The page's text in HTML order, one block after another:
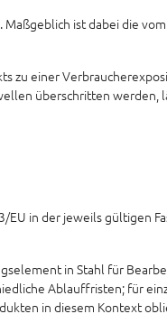
ist dabei die
zu einer
überschritten werden,
in der jeweils gültigen
in Stahl für
Ablauffristen; für
in diesem Kontext